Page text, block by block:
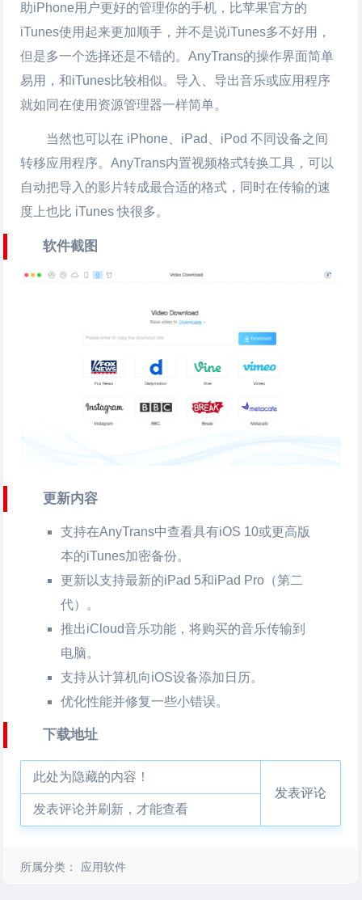
助iPhone用户更好的管理你的手机，比苹果官方的
iTunes使用起来更加顺手，并不是说iTunes多不好用，
但是多一个选择还是不错的。AnyTrans的操作界面简单
易用，和iTunes比较相似。导入、导出音乐或应用程序
就如同在使用资源管理器一样简单。
当然也可以在 iPhone、iPad、iPod 不同设备之间
转移应用程序。AnyTrans内置视频格式转换工具，可以
自动把导入的影片转成最合适的格式，同时在传输的速
度上也比 iTunes 快很多。
软件截图
更新内容
支持在AnyTrans中查看具有iOS 10或更高版
本的iTunes加密备份。
更新以支持最新的iPad 5和iPad Pro（第二
代）。
推出iCloud音乐功能，将购买的音乐传输到
电脑。
支持从计算机向iOS设备添加日历。
优化性能并修复一些小错误。
下载地址
此处为隐藏的内容！
发表评论并刷新，才能查看
发表评论
所属分类： 应用软件